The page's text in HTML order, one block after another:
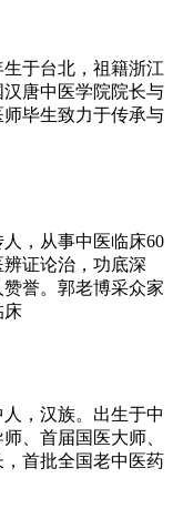
于台北，祖籍浙江
唐中医学院院长与
毕生致力于传承与
，从事中医临床60
证论治，功底深
誉。郭老博采众家
床
，汉族。出生于中
、首届国医大师、
首批全国老中医药